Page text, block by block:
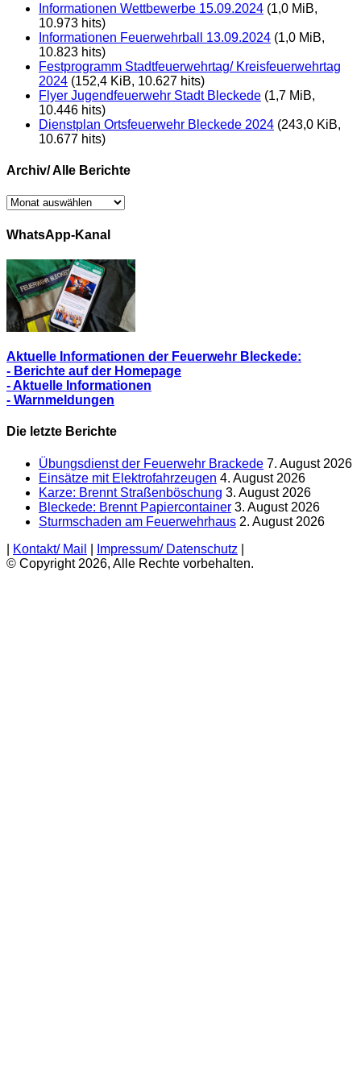
Informationen Wettbewerbe 15.09.2024 (1,0 MiB,
10.973 hits)
Informationen Feuerwehrball 13.09.2024 (1,0 MiB,
10.823 hits)
Festprogramm Stadtfeuerwehrtag/ Kreisfeuerwehrtag
2024 (152,4 KiB, 10.627 hits)
Flyer Jugendfeuerwehr Stadt Bleckede (1,7 MiB,
10.446 hits)
Dienstplan Ortsfeuerwehr Bleckede 2024 (243,0 KiB,
10.677 hits)
Archiv/ Alle Berichte
Archiv/
Berichte
WhatsApp-Kanal
Aktuelle Informationen der Feuerwehr Bleckede:
- Berichte auf der Homepage
- Aktuelle Informationen
- Warnmeldungen
Die letzte Berichte
Übungsdienst der Feuerwehr Brackede 7. August 2026
Einsätze mit Elektrofahrzeugen 4. August 2026
Karze: Brennt Straßenböschung 3. August 2026
Bleckede: Brennt Papiercontainer 3. August 2026
Sturmschaden am Feuerwehrhaus 2. August 2026
Kontakt/ Mail Impressum/ Datenschutz
© Copyright 2026, Alle Rechte vorbehalten.